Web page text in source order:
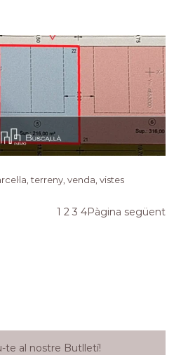
, terreny venda vistes
1 2 3 4Pàgina següent
te al nostre Butlletí!